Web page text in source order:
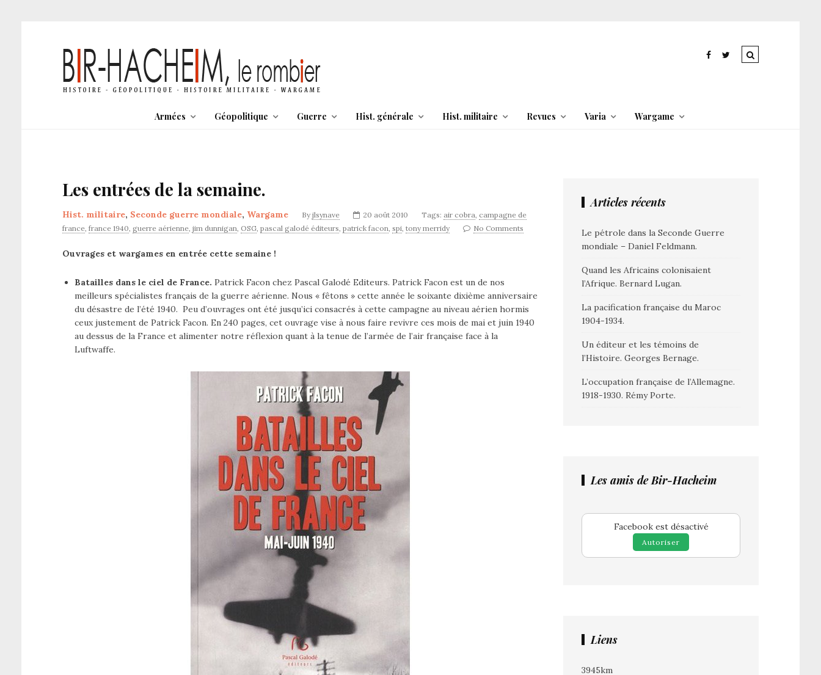
Armées Géopolitique Guerre Hist. générale Hist. militaire Revues Varia Wargame
Les entrées de la semaine.
Hist. militaire, Seconde guerre mondiale, Wargame By jlsynave 20 août 2010 Tags: air cobra, campagne de
france, france 1940, guerre aérienne, jim dunnigan, OSG, pascal galodé éditeurs, patrick facon, spi, tony merridy No Comments
Ouvrages et wargames en entrée cette semaine !
Batailles dans le ciel de France. Patrick Facon chez Pascal Galodé Editeurs. Patrick Facon est un de nos
meilleurs spécialistes français de la guerre aérienne. Nous « fêtons » cette année le soixante dixième anniversaire
du désastre de l’été 1940. Peu d’ouvrages ont été jusqu’ici consacrés à cette campagne au niveau aérien hormis
ceux justement de Patrick Facon. En 240 pages, cet ouvrage vise à nous faire revivre ces mois de mai et juin 1940
au dessus de la France et alimenter notre réflexion quant à la tenue de l’armée de l’air française face à la
Luftwaffe.
Articles récents
Le pétrole dans la Seconde Guerre
mondiale – Daniel Feldmann.
Quand les Africains colonisaient
l’Afrique. Bernard Lugan.
La pacification française du Maroc
1904-1934.
Un éditeur et les témoins de
l’Histoire. Georges Bernage.
L’occupation française de l’Allemagne.
1918-1930. Rémy Porte.
Les amis de Bir-Hacheim
Facebook est désactivé
Autoriser
Liens
3945km